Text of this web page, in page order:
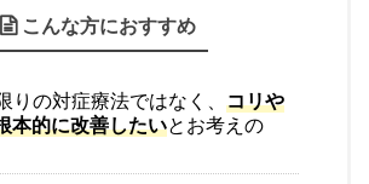
こんな方におすすめ
りの対症療法ではなく、 コリや
本的に改善したいとお考えの